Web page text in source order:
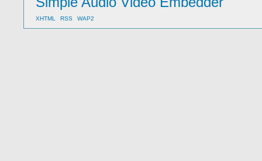
XHTML RSS WAP2